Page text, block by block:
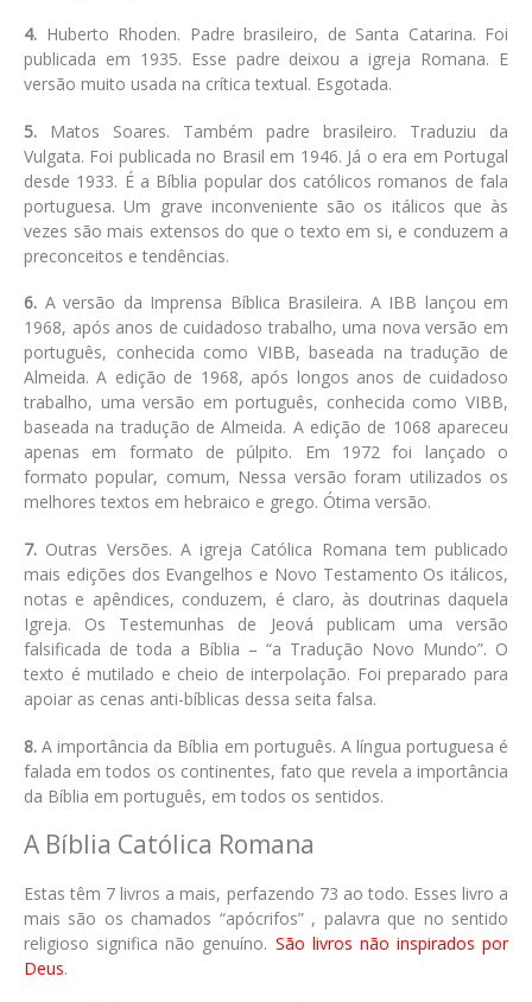
4. Huberto Rhoden. Padre brasileiro, de Santa Catarina. Foi
publicada em 1935. Esse padre deixou a igreja Romana. E
versão muito usada na crítica textual. Esgotada.
5. Matos Soares. Também padre brasileiro. Traduziu da
Vulgata. Foi publicada no Brasil em 1946. Já o era em Portugal
desde 1933. É a Bíblia popular dos católicos romanos de fala
portuguesa. Um grave inconveniente são os itálicos que às
vezes são mais extensos do que o texto em si, e conduzem a
preconceitos e tendências.
6. A versão da Imprensa Bíblica Brasileira. A IBB lançou em
1968, após anos de cuidadoso trabalho, uma nova versão em
português, conhecida como VIBB, baseada na tradução de
Almeida. A edição de 1968, após longos anos de cuidadoso
trabalho, uma versão em português, conhecida como VIBB,
baseada na tradução de Almeida. A edição de 1068 apareceu
apenas em formato de púlpito. Em 1972 foi lançado o
formato popular, comum, Nessa versão foram utilizados os
melhores textos em hebraico e grego. Ótima versão.
7. Outras Versões. A igreja Católica Romana tem publicado
mais edições dos Evangelhos e Novo Testamento Os itálicos,
notas e apêndices, conduzem, é claro, às doutrinas daquela
Igreja. Os Testemunhas de Jeová publicam uma versão
falsificada de toda a Bíblia – “a Tradução Novo Mundo”. O
texto é mutilado e cheio de interpolação. Foi preparado para
apoiar as cenas anti-bíblicas dessa seita falsa.
8. A importância da Bíblia em português. A língua portuguesa é
falada em todos os continentes, fato que revela a importância
da Bíblia em português, em todos os sentidos.
A Bíblia Católica Romana
Estas têm 7 livros a mais, perfazendo 73 ao todo. Esses livro a
mais são os chamados “apócrifos” , palavra que no sentido
religioso significa não genuíno. São livros não inspirados por
Deus.